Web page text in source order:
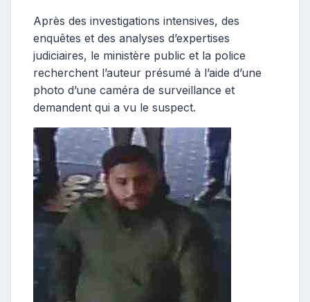
Après des investigations intensives, des
enquêtes et des analyses d’expertises
judiciaires, le ministère public et la police
recherchent l’auteur présumé à l’aide d’une
photo d’une caméra de surveillance et
demandent qui a vu le suspect.